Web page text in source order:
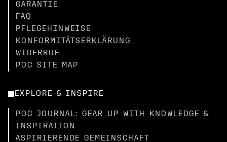
GARANTIE
FAQ
PFLEGEHINWEISE
KONFORMITÄTSERKLÄRUNG
WIDERRUF
POC SITE MAP
EXPLORE & INSPIRE
POC JOURNAL: GEAR UP WITH KNOWLEDGE &
INSPIRATION
ASPIRIERENDE GEMEINSCHAFT